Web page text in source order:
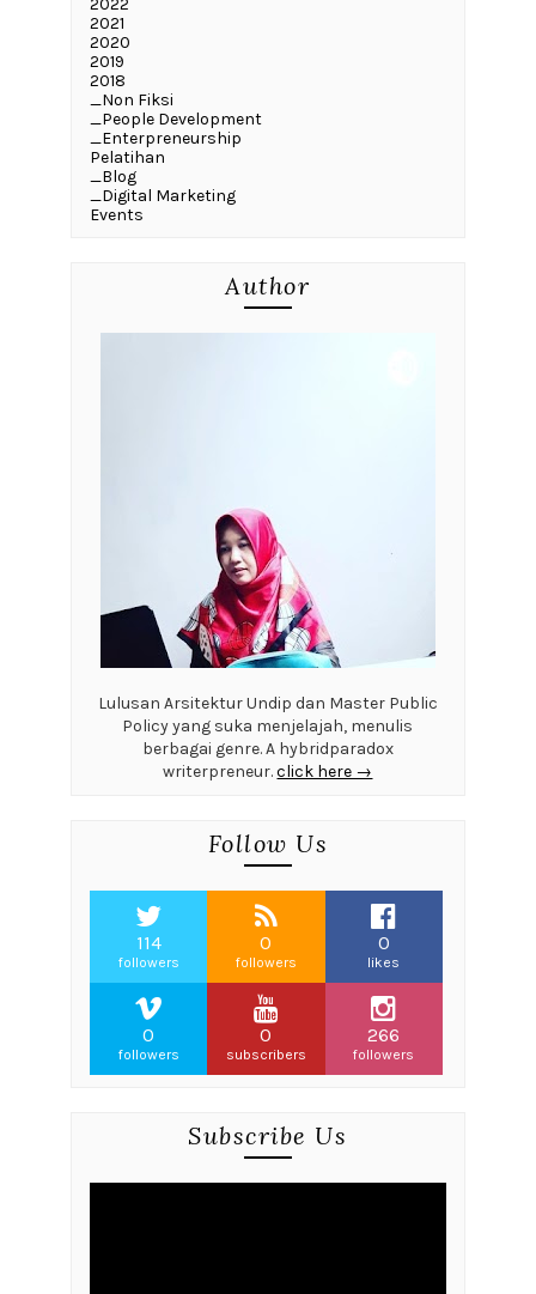
2022
2021
2020
2019
2018
_Non Fiksi
_People Development
_Enterpreneurship
Pelatihan
_Blog
_Digital Marketing
Events
Author
Lulusan Arsitektur Undip dan Master Public
Policy yang suka menjelajah, menulis
berbagai genre. A hybridparadox
writerpreneur.click here →
Follow Us
114
followers
0
followers
0
likes
0
followers
0
subscribers
266
followers
Subscribe Us